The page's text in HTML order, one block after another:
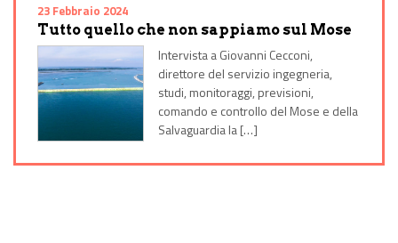
23 Febbraio 2024
Tutto quello che non sappiamo sul Mose
Intervista a Giovanni Cecconi,
direttore del servizio ingegneria,
studi, monitoraggi, previsioni,
comando e controllo del Mose e della
Salvaguardia la […]